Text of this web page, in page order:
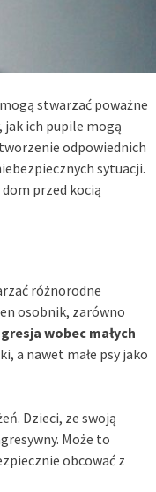
stwarzać poważne
jak ich pupile mogą
odpowiednich
sytuacji.
przed kocią
różnorodne
osobnik, zarówno
wobec małych
a nawet małe psy jako
Dzieci, ze swoją
Może to
obcować z